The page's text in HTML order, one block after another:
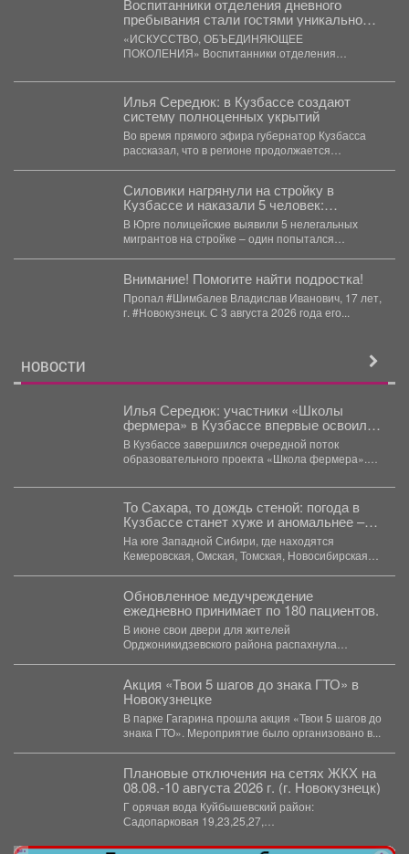
Воспитанники отделения дневного
пребывания стали гостями уникальной
художественной выставки.
«ИСКУССТВО, ОБЪЕДИНЯЮЩЕЕ
ПОКОЛЕНИЯ» Воспитанники отделения
художественной выставки. Для ребят...
Илья Середюк: в Кузбассе создают
систему полноценных укрытий
Во время прямого эфира губернатор Кузбасса
рассказал, что в регионе продолжается
Силовики нагрянули на стройку в
Кузбассе и наказали 5 человек:
подробности
В Юрге полицейские выявили 5 нелегальных
мигрантов на стройке – один попытался
Внимание! Помогите найти подростка!
Пропал #Шимбалев Владислав Иванович, 17 лет,
г. #Новокузнецк. С 3 августа 2026 года его...
НОВОСТИ
Илья Середюк: участники «Школы
фермера» в Кузбассе впервые освоили
работу с агродронами
В Кузбассе завершился очередной поток
образовательного проекта «Школа фермера».
То Сахара, то дождь стеной: погода в
Кузбассе станет хуже и аномальнее –
причина
На юге Западной Сибири, где находятся
Кемеровская, Омская, Томская, Новосибирская
Обновленное медучреждение
ежедневно принимает по 180 пациентов.
В июне свои двери для жителей
Орджоникидзевского района распахнула
Акция «Твои 5 шагов до знака ГТО» в
Новокузнецке
В парке Гагарина прошла акция «Твои 5 шагов до
знака ГТО». Мероприятие было организовано в...
Плановые отключения на сетях ЖКХ на
08.08.-10 августа 2026 г. (г. Новокузнецк)
Г орячая вода Куйбышевский район:
Садопарковая 19,23,25,27,